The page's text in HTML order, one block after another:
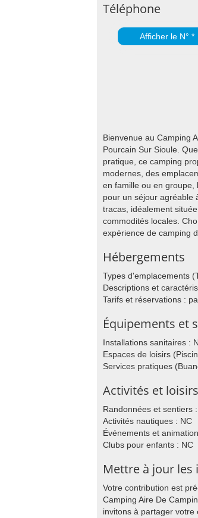
Téléphone
Afficher le N° *
Bienvenue au Camping
Pourcain Sur Sioule.
pratique, ce camping
modernes, des
en famille ou en groupe,
pour un séjour agréable
tracas, idéalement
commodités locales.
expérience de camping
Hébergements
Types d'emplacements
Descriptions et
Tarifs et réservations :
Équipements et
Installations sanitaires :
Espaces de loisirs
Services pratiques
Activités et loisirs
Randonnées et sentiers
Activités nautiques : NC
Événements et
Clubs pour enfants : NC
Mettre à jour
Votre contribution est
Camping Aire De
invitons à partager